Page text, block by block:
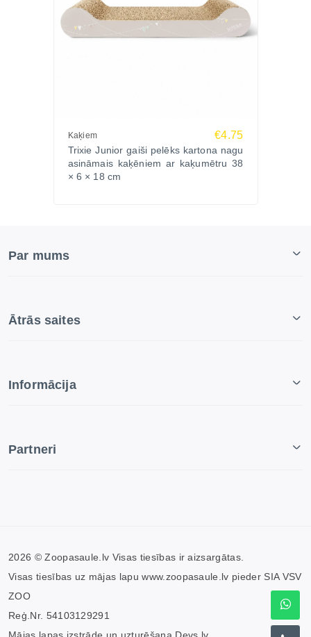
Kaķiem €4.75
Trixie Junior gaiši pelēks kartona nagu
asināmais kaķēniem ar kaķumētru 38
× 6 × 18 cm
Par mums
Ātrās saites
Informācija
Partneri
2026 © Zoopasaule.lv Visas tiesības ir aizsargātas.
Visas tiesības uz mājas lapu www.zoopasaule.lv pieder SIA VSV
ZOO
Reģ.Nr. 54103129291